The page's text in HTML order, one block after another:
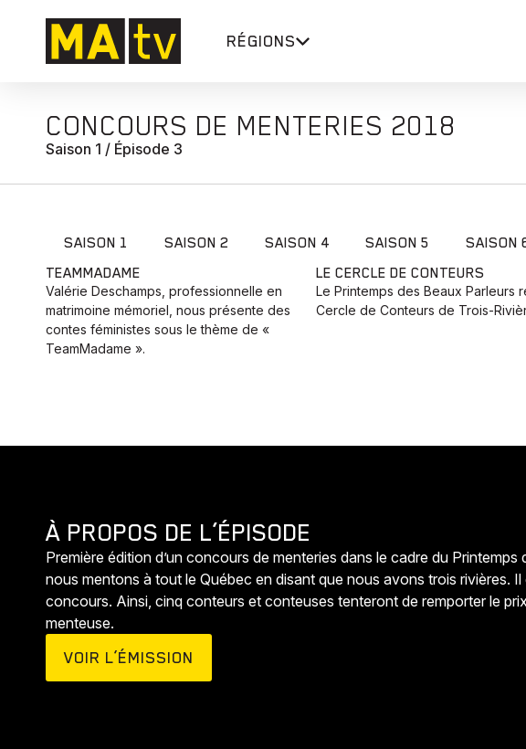
RÉGIONS
CONCOURS DE MENTERIES 2018
Saison 1 / Épisode 3
SAISON 1 SAISON 2 SAISON 4 SAISON 5 SAISON
TEAMMADAME
Valérie Deschamps, professionnelle en
matrimoine mémoriel, nous présente des
contes féministes sous le thème de «
TeamMadame ».
LE CERCLE DE CONTEURS
Le Printemps des Beaux Parleurs
Cercle de Conteurs de Trois-
À PROPOS DE L’ÉPISODE
Première édition d’un concours de menteries dans le cadre du
nous mentons à tout le Québec en disant que nous avons trois rivières.
concours. Ainsi, cinq conteurs et conteuses tenteront de remporter le
menteuse.
VOIR L’ÉMISSION